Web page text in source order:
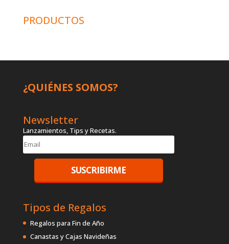
PRODUCTOS
¿QUIÉNES SOMOS?
Newsletter
Lanzamientos, Tips y Recetas.
Tipos de Regalos
Regalos para Fin de Año
Canastas y Cajas Navideñas